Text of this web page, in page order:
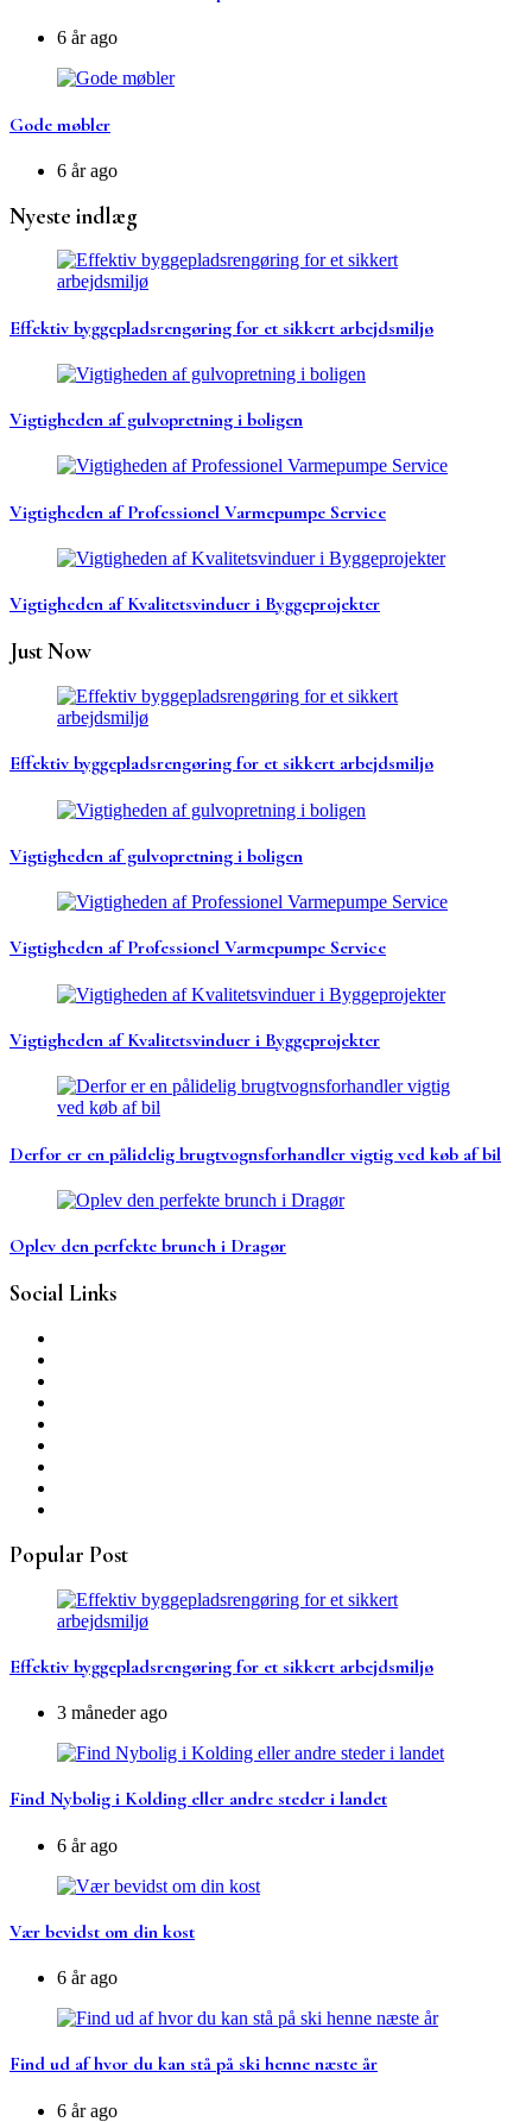
6 år ago
Gode møbler
6 år ago
Nyeste indlæg
Effektiv byggepladsrengøring for et sikkert arbejdsmiljø
Vigtigheden af gulvopretning i boligen
Vigtigheden af Professionel Varmepumpe Service
Vigtigheden af Kvalitetsvinduer i Byggeprojekter
Just Now
Effektiv byggepladsrengøring for et sikkert arbejdsmiljø
Vigtigheden af gulvopretning i boligen
Vigtigheden af Professionel Varmepumpe Service
Vigtigheden af Kvalitetsvinduer i Byggeprojekter
Derfor er en pålidelig brugtvognsforhandler vigtig ved køb af bil
Oplev den perfekte brunch i Dragør
Social Links
Popular Post
Effektiv byggepladsrengøring for et sikkert arbejdsmiljø
3 måneder ago
Find Nybolig i Kolding eller andre steder i landet
6 år ago
Vær bevidst om din kost
6 år ago
Find ud af hvor du kan stå på ski henne næste år
6 år ago